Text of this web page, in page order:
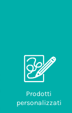
Prodotti
personalizzati